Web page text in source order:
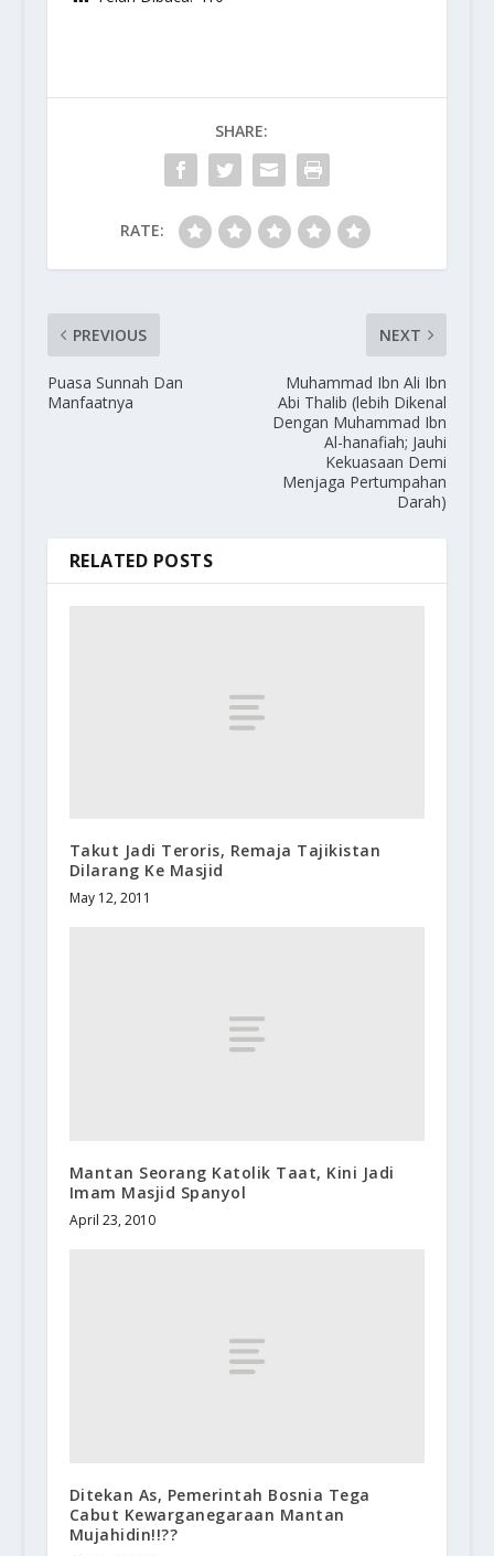
SHARE:
RATE:
PREVIOUS
Puasa Sunnah Dan
Manfaatnya
NEXT
Muhammad Ibn Ali Ibn
Abi Thalib (lebih Dikenal
Dengan Muhammad Ibn
Al-hanafiah; Jauhi
Kekuasaan Demi
Menjaga Pertumpahan
Darah)
RELATED POSTS
Takut Jadi Teroris, Remaja Tajikistan
Dilarang Ke Masjid
May 12, 2011
Mantan Seorang Katolik Taat, Kini Jadi
Imam Masjid Spanyol
April 23, 2010
Ditekan As, Pemerintah Bosnia Tega
Cabut Kewarganegaraan Mantan
Mujahidin!!??